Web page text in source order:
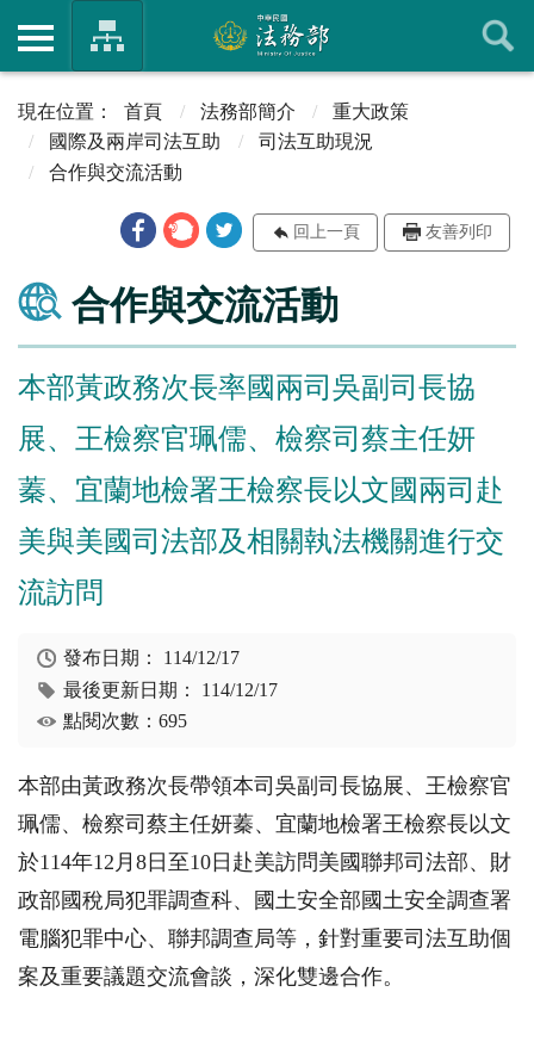
首頁 法務部簡介
重大政策
國際及兩岸司法互助
司法互助現況
合作與交流活動
回上一頁 友善列印
合作與交流活動
本部黃政務次長率國兩司吳副司長協
展、王檢察官珮儒、檢察司蔡主任妍
蓁、宜蘭地檢署王檢察長以文國兩司赴
美與美國司法部及相關執法機關進行交
流訪問
發布日期： 114/12/17
最後更新日期： 114/12/17
點閱次數：695
本部由黃政務次長帶領本司吳副司長協展、王檢察官
珮儒、檢察司蔡主任妍蓁、宜蘭地檢署王檢察長以文
於114年12月8日至10日赴美訪問美國聯邦司法部、財
政部國稅局犯罪調查科、國土安全部國土安全調查署
電腦犯罪中心、聯邦調查局等，針對重要司法互助個
案及重要議題交流會談，深化雙邊合作。